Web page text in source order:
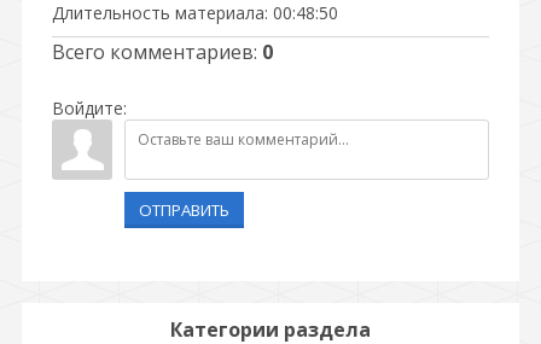
Длительность материала: 00:48:50
Всего комментариев: 0
Войдите:
ОТПРАВИТЬ
Категории раздела